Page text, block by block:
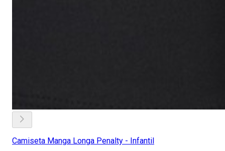
Camiseta Manga Longa Penalty - Infantil